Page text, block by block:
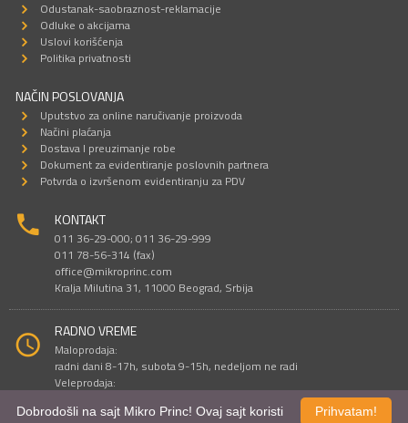
Odustanak-saobraznost-reklamacije
Odluke o akcijama
Uslovi korišćenja
Politika privatnosti
NAČIN POSLOVANJA
Uputstvo za online naručivanje proizvoda
Načini plaćanja
Dostava I preuzimanje robe
Dokument za evidentiranje poslovnih partnera
Potvrda o izvršenom evidentiranju za PDV
KONTAKT
011 36-29-000; 011 36-29-999
011 78-56-314 (fax)
office@mikroprinc.com
Kralja Milutina 31, 11000 Beograd, Srbija
RADNO VREME
Maloprodaja:
radni dani 8-17h, subota 9-15h, nedeljom ne radi
Veleprodaja:
Prihvatam!
Dobrodošli na sajt Mikro Princ! Ovaj sajt koristi